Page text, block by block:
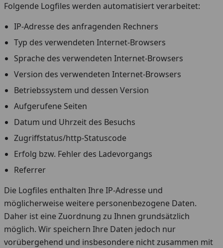
Folgende Logfiles werden automatisiert verarbeitet:
IP-Adresse des anfragenden Rechners
Typ des verwendeten Internet-Browsers
Sprache des verwendeten Internet-Browsers
Version des verwendeten Internet-Browsers
Betriebssystem und dessen Version
Aufgerufene Seiten
Datum und Uhrzeit des Besuchs
Zugriffstatus/http-Statuscode
Erfolg bzw. Fehler des Ladevorgangs
Referrer
Die Logfiles enthalten Ihre IP-Adresse und
möglicherweise weitere personenbezogene Daten.
Daher ist eine Zuordnung zu Ihnen grundsätzlich
möglich. Wir speichern Ihre Daten jedoch nur
vorübergehend und insbesondere nicht zusammen mit